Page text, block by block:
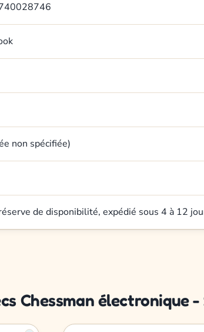
non spécifiée)
de disponibilité, expédié sous 4 à 12
Chessman électronique